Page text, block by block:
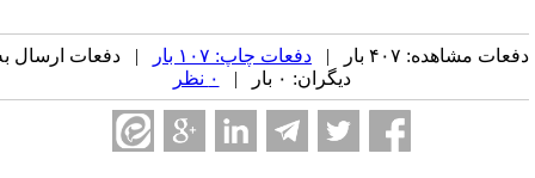
مشاهده: ۴۰۷ بار | دفعات چاپ: ۱۰۷ بار
| دفعات ارسال به
دیگران: ۰ بار |